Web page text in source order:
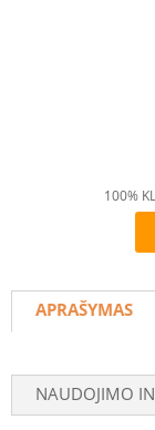
100%
APRAŠYMAS
NAUDOJIMO